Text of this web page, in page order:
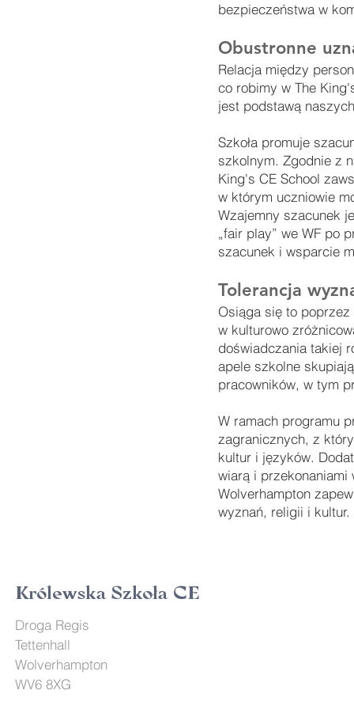
bezpieczeństwa w
Obustronne
Relacja między
co robimy w The
jest podstawą
Szkoła promuje
szkolnym. Zgodnie z
King's CE School
w którym uczniowie
Wzajemny szacunek
„fair play” we WF po
szacunek i wsparcie
Tolerancja
Osiąga się to
w kulturowo
doświadczania takiej
apele szkolne
pracowników, w tym
W ramach programu
zagranicznych, z
kultur i języków.
wiarą i
Wolverhampton
wyznań, religii i kultur.
Królewska Szkoła CE
Droga Regis
Tettenhall
Wolverhampton
WV6 8XG